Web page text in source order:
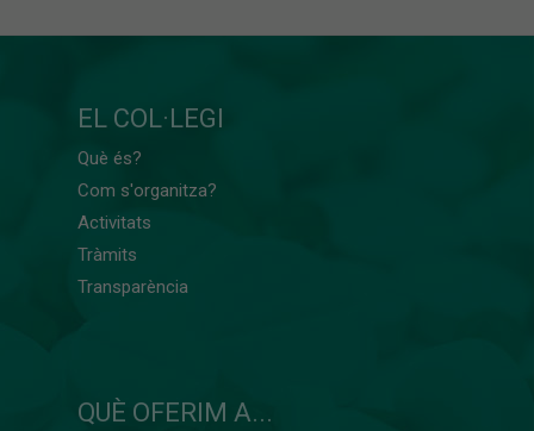
EL COL·LEGI
Què és?
Com s'organitza?
Activitats
Tràmits
Transparència
QUÈ OFERIM A...